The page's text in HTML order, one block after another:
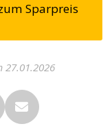
Sparpreis
27.01.2026